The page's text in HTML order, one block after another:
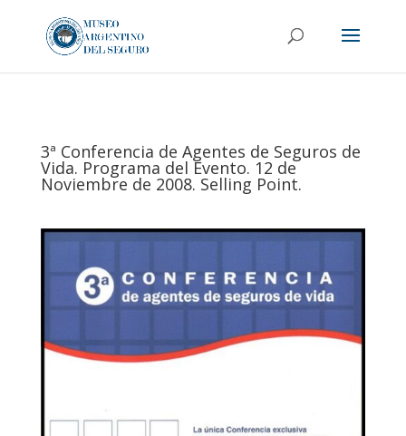
3ª Conferencia de Agentes de Seguros de
Vida. Programa del Evento. 12 de
Noviembre de 2008. Selling Point.